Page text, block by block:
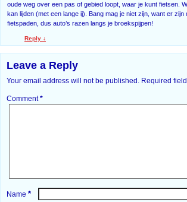
oude weg over een pas of gebied loopt, waar je kunt fietsen.
kan lijden (met een lange ij). Bang mag je niet zijn, want er zijn
fietspaden, dus auto’s razen langs je broekspijpen!
Reply ↓
Leave a Reply
Your email address will not be published. Required
Comment*
Name *